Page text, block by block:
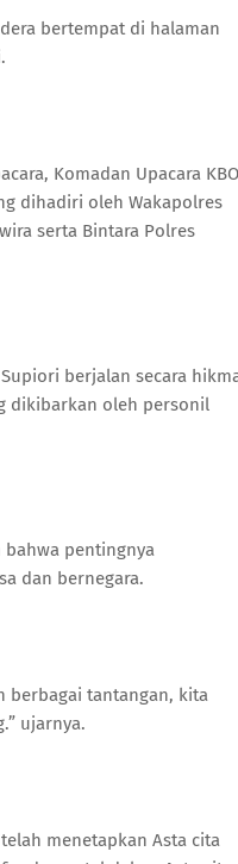
bertempat di halaman
Komadan Upacara KBO
dihadiri oleh Wakapolres
serta Bintara Polres
berjalan secara
dikibarkan oleh personil
bahwa pentingnya
dan bernegara.
berbagai tantangan, kita
ujarnya.
menetapkan Asta cita